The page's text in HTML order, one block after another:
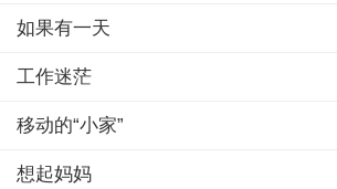
如果有一天
工作迷茫
移动的“小家”
想起妈妈